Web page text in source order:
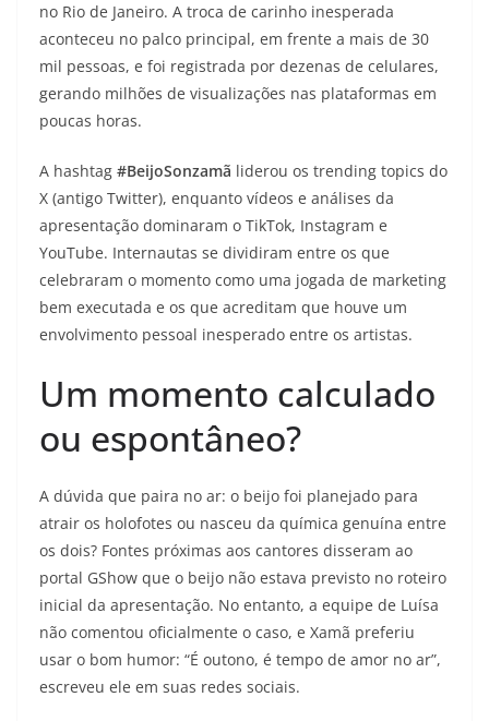
no Rio de Janeiro. A troca de carinho inesperada
aconteceu no palco principal, em frente a mais de 30
mil pessoas, e foi registrada por dezenas de celulares,
gerando milhões de visualizações nas plataformas em
poucas horas.
A hashtag #BeijoSonzamã liderou os trending topics do
X (antigo Twitter), enquanto vídeos e análises da
apresentação dominaram o TikTok, Instagram e
YouTube. Internautas se dividiram entre os que
celebraram o momento como uma jogada de marketing
bem executada e os que acreditam que houve um
envolvimento pessoal inesperado entre os artistas.
Um momento calculado
ou espontâneo?
A dúvida que paira no ar: o beijo foi planejado para
atrair os holofotes ou nasceu da química genuína entre
os dois? Fontes próximas aos cantores disseram ao
portal GShow que o beijo não estava previsto no roteiro
inicial da apresentação. No entanto, a equipe de Luísa
não comentou oficialmente o caso, e Xamã preferiu
usar o bom humor: “É outono, é tempo de amor no ar”,
escreveu ele em suas redes sociais.